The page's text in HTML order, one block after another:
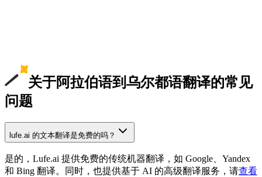
关于阿拉伯语到乌尔都语翻译的常见
问题
lufe.ai 的文本翻译是免费的吗？
是的，Lufe.ai 提供免费的传统机器翻译，如 Google、Yandex
和 Bing 翻译。同时，也提供基于 AI 的高级翻译服务，请查看